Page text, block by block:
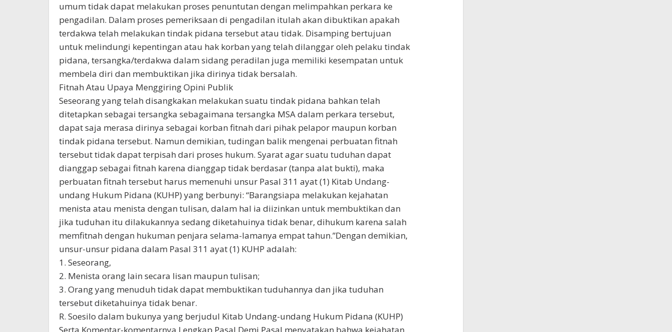
umum tidak dapat melakukan proses penuntutan dengan melimpahkan perkara ke
pengadilan. Dalam proses pemeriksaan di pengadilan itulah akan dibuktikan apakah
terdakwa telah melakukan tindak pidana tersebut atau tidak. Disamping bertujuan
untuk melindungi kepentingan atau hak korban yang telah dilanggar oleh pelaku tindak
pidana, tersangka/terdakwa dalam sidang peradilan juga memiliki kesempatan untuk
membela diri dan membuktikan jika dirinya tidak bersalah.
Fitnah Atau Upaya Menggiring Opini Publik
Seseorang yang telah disangkakan melakukan suatu tindak pidana bahkan telah
ditetapkan sebagai tersangka sebagaimana tersangka MSA dalam perkara tersebut,
dapat saja merasa dirinya sebagai korban fitnah dari pihak pelapor maupun korban
tindak pidana tersebut. Namun demikian, tudingan balik mengenai perbuatan fitnah
tersebut tidak dapat terpisah dari proses hukum. Syarat agar suatu tuduhan dapat
dianggap sebagai fitnah karena dianggap tidak berdasar (tanpa alat bukti), maka
perbuatan fitnah tersebut harus memenuhi unsur Pasal 311 ayat (1) Kitab Undang-
undang Hukum Pidana (KUHP) yang berbunyi: “Barangsiapa melakukan kejahatan
menista atau menista dengan tulisan, dalam hal ia diizinkan untuk membuktikan dan
jika tuduhan itu dilakukannya sedang diketahuinya tidak benar, dihukum karena salah
memfitnah dengan hukuman penjara selama-lamanya empat tahun.”Dengan demikian,
unsur-unsur pidana dalam Pasal 311 ayat (1) KUHP adalah:
1. Seseorang,
2. Menista orang lain secara lisan maupun tulisan;
3. Orang yang menuduh tidak dapat membuktikan tuduhannya dan jika tuduhan
tersebut diketahuinya tidak benar.
R. Soesilo dalam bukunya yang berjudul Kitab Undang-undang Hukum Pidana (KUHP)